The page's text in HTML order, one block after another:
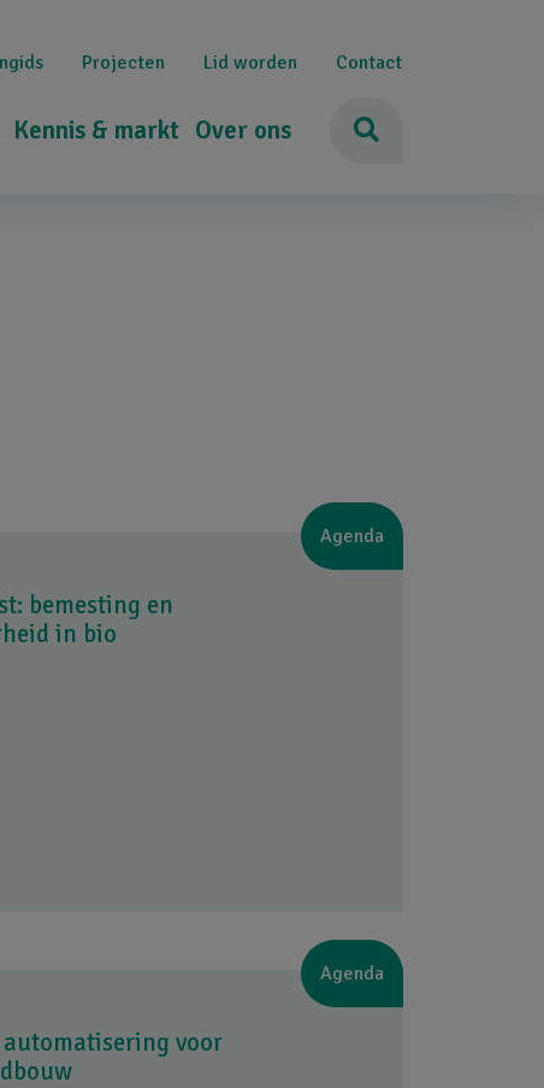
Kennis & markt Over ons
Projecten Lid worden Contact
Agenda
bemesting en
in bio
Agenda
voor